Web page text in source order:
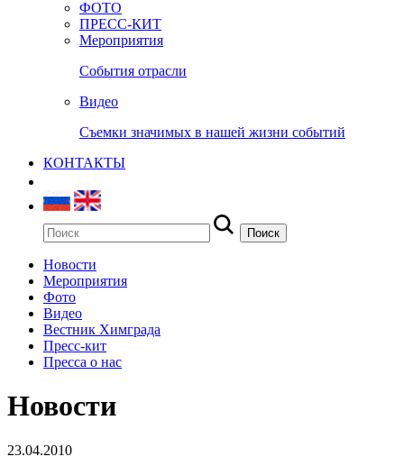
ФОТО
ПРЕСС-КИТ
Мероприятия
События отрасли
Видео
Съемки значимых в нашей жизни событий
КОНТАКТЫ
Новости
Мероприятия
Фото
Видео
Вестник Химграда
Пресс-кит
Пресса о нас
Новости
23.04.2010